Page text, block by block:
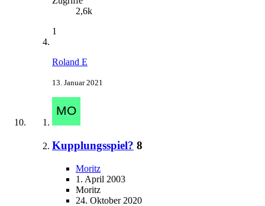
2,6k
1
Roland E
13. Januar 2021
Kupplungsspiel? 8
Moritz
1. April 2003
Moritz
24. Oktober 2020